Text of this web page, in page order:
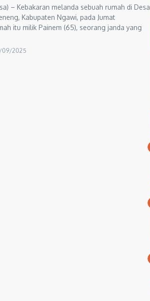
– Kebakaran melanda sebuah rumah di Desa
Kabupaten Ngawi, pada Jumat
itu milik Painem (65), seorang janda yang
09/2025